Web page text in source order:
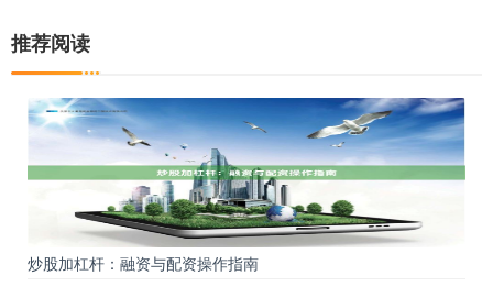
推荐阅读
炒股加杠杆：融资与配资操作指南